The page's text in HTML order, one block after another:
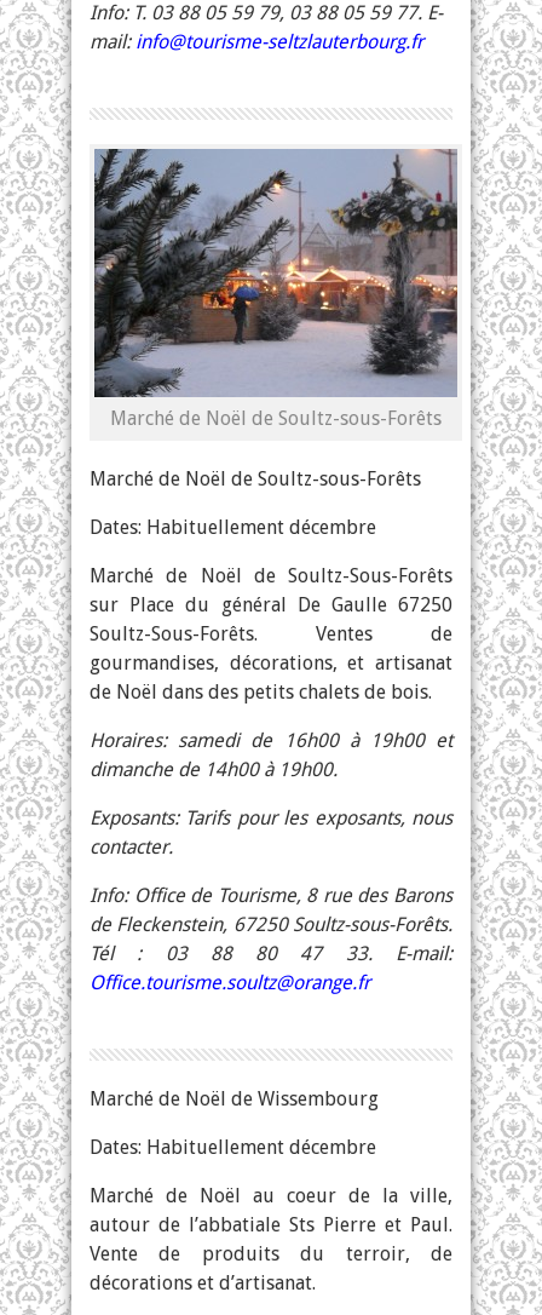
Info: T. 03 88 05 59 79, 03 88 05 59 77. E-
mail: info@tourisme-seltzlauterbourg.fr
Marché de Noël de Soultz-sous-Forêts
Marché de Noël de Soultz-sous-Forêts
Dates: Habituellement décembre
Marché de Noël de Soultz-Sous-Forêts
sur Place du général De Gaulle 67250
Soultz-Sous-Forêts. Ventes de
gourmandises, décorations, et artisanat
de Noël dans des petits chalets de bois.
Horaires: samedi de 16h00 à 19h00 et
dimanche de 14h00 à 19h00.
Exposants: Tarifs pour les exposants, nous
contacter.
Info: Office de Tourisme, 8 rue des Barons
de Fleckenstein, 67250 Soultz-sous-Forêts.
Tél : 03 88 80 47 33. E-mail:
Office.tourisme.soultz@orange.fr
Marché de Noël de Wissembourg
Dates: Habituellement décembre
Marché de Noël au coeur de la ville,
autour de l’abbatiale Sts Pierre et Paul.
Vente de produits du terroir, de
décorations et d’artisanat.